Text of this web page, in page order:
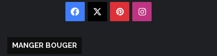
Facebook PinterestInstagram
MANGER BOUGER